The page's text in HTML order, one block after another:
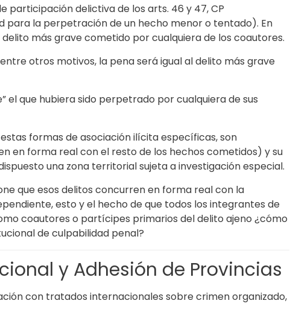
participación delictiva de los arts. 46 y 47, CP
para la perpetración de un hecho menor o tentado). En
más grave cometido por cualquiera de los coautores.
otros motivos, la pena será igual al delito más grave
el que hubiera sido perpetrado por cualquiera de sus
formas de asociación ilícita específicas, son
en forma real con el resto de los hechos cometidos) y su
una zona territorial sujeta a investigación especial.
que esos delitos concurren en forma real con la
esto y el hecho de que todos los integrantes de
coautores o partícipes primarios del delito ajeno ¿cómo
de culpabilidad penal?
y Adhesión de Provincias
con tratados internacionales sobre crimen organizado,